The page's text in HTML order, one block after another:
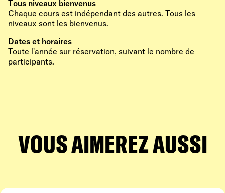
Tous niveaux bienvenus
Chaque cours est indépendant des autres. Tous les
niveaux sont les bienvenus.
Dates et horaires
Toute l'année sur réservation, suivant le nombre de
participants.
VOUS AIMEREZ AUSSI